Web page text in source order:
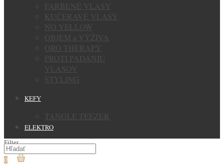
FARBENÉ VLASY
KUČERAVÉ VLASY
NO YELLOW
OBJEM a VÝŽIVA
ORO THERAPY
PROTI PADANIU
VLASOV
STYLING
KEFY
TANGLE TEEZER
ELEKTRO
Filter
0